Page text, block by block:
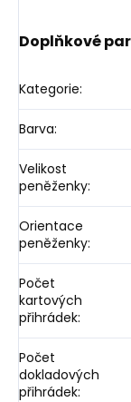
Doplňkové
Kategorie:
Barva:
Velikost
peněženky:
Orientace
peněženky:
Počet
kartových
přihrádek:
Počet
dokladových
přihrádek: